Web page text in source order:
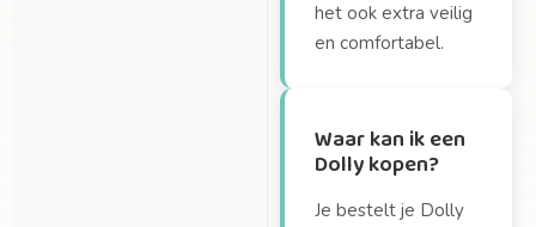
het ook extra veilig
en comfortabel.
Waar kan ik een
Dolly kopen?
Je bestelt je Dolly